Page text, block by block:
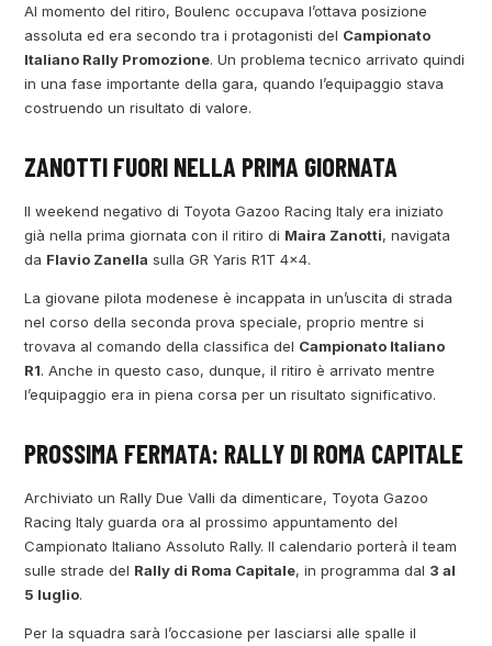
Al momento del ritiro, Boulenc occupava l’ottava posizione
assoluta ed era secondo tra i protagonisti del Campionato
Italiano Rally Promozione. Un problema tecnico arrivato quindi
in una fase importante della gara, quando l’equipaggio stava
costruendo un risultato di valore.
ZANOTTI FUORI NELLA PRIMA GIORNATA
Il weekend negativo di Toyota Gazoo Racing Italy era iniziato
già nella prima giornata con il ritiro di Maira Zanotti, navigata
da Flavio Zanella sulla GR Yaris R1T 4×4.
La giovane pilota modenese è incappata in un’uscita di strada
nel corso della seconda prova speciale, proprio mentre si
trovava al comando della classifica del Campionato Italiano
R1. Anche in questo caso, dunque, il ritiro è arrivato mentre
l’equipaggio era in piena corsa per un risultato significativo.
PROSSIMA FERMATA: RALLY DI ROMA CAPITALE
Archiviato un Rally Due Valli da dimenticare, Toyota Gazoo
Racing Italy guarda ora al prossimo appuntamento del
Campionato Italiano Assoluto Rally. Il calendario porterà il team
sulle strade del Rally di Roma Capitale, in programma dal 3 al
5 luglio.
Per la squadra sarà l’occasione per lasciarsi alle spalle il